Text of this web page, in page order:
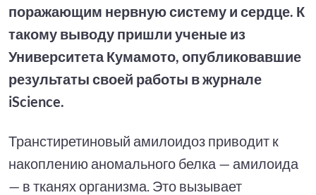
поражающим нервную систему и сердце. К
такому выводу пришли ученые из
Университета Кумамото, опубликовавшие
результаты своей работы в журнале
iScience.
Транстиретиновый амилоидоз приводит к
накоплению аномального белка — амилоида
— в тканях организма. Это вызывает